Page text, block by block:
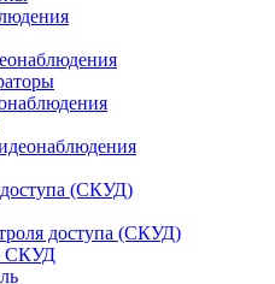
(СКУД)
доступа (СКУД)
СКУД